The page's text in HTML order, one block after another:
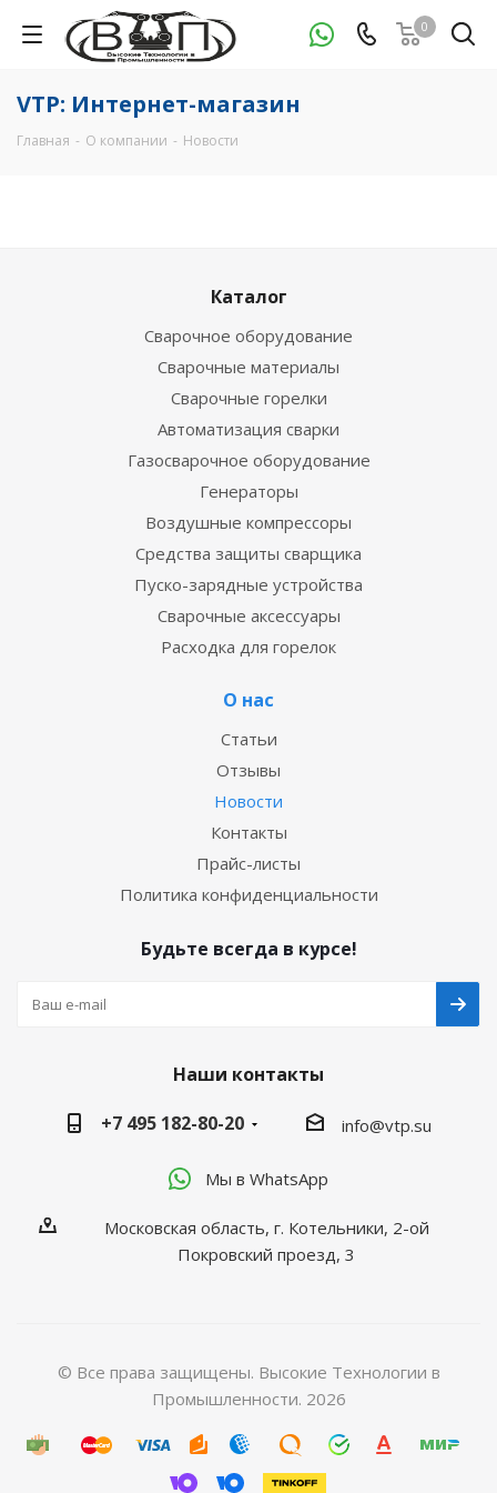
0
VTP: Интернет-магазин
Главная - О компании - Новости
Каталог
Сварочное оборудование
Сварочные материалы
Сварочные горелки
Автоматизация сварки
Газосварочное оборудование
Генераторы
Воздушные компрессоры
Средства защиты сварщика
Пуско-зарядные устройства
Сварочные аксессуары
Расходка для горелок
О нас
Статьи
Отзывы
Новости
Контакты
Прайс-листы
Политика конфиденциальности
Будьте всегда в курсе!
Наши контакты
+7 495 182-80-20
info@vtp.su
Мы в WhatsApp
Московская область, г. Котельники, 2-ой
Покровский проезд, 3
© Все права защищены. Высокие Технологии в
Промышленности. 2026